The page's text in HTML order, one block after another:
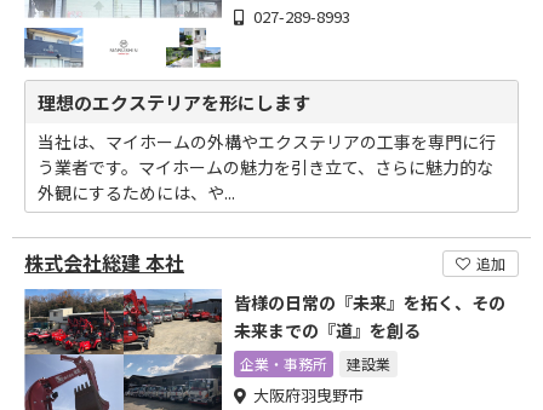
027-289-8993
理想のエクステリアを形にします
当社は、マイホームの外構やエクステリアの工事を専門に行
う業者です。マイホームの魅力を引き立て、さらに魅力的な
外観にするためには、や...
株式会社総建 本社 追加
皆様の日常の『未来』を拓く、その
未来までの『道』を創る
企業・事務所 建設業
大阪府羽曳野市